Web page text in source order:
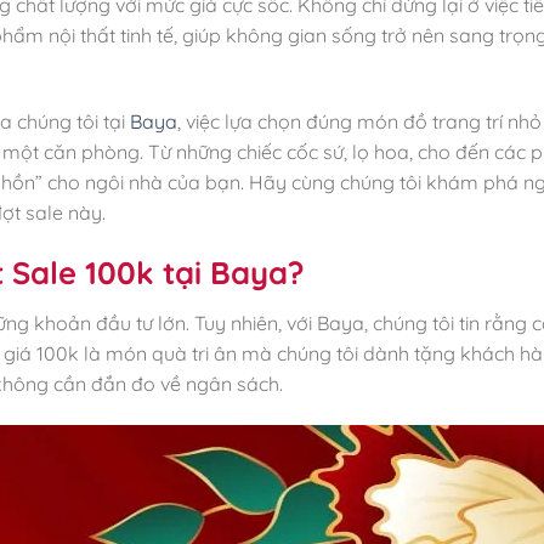
nội thất tinh tế, giúp không gian sống trở nên sang
chúng tôi tại Baya , việc lựa chọn đúng món đồ trang trí
căn phòng. Từ những chiếc cốc sứ, lọ hoa, cho đến các
cho ngôi nhà của bạn. Hãy cùng chúng tôi khám phá
sale này.
100k tại Baya?
khoản đầu tư lớn. Tuy nhiên, với Baya, chúng tôi tin rằng
100k là món quà tri ân mà chúng tôi dành tặng khách
cần đắn đo về ngân sách.